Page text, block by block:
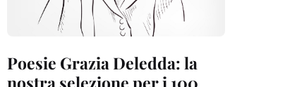
Poesie Grazia Deledda: la
nostra selezione per i 100